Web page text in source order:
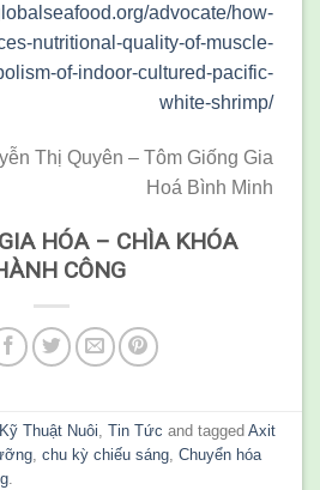
advocate/how-
nutritional-quality-of-muscle-
of-indoor-cultured-pacific-
white-shrimp/
Thị Quyên – Tôm Giống Gia
Hoá Bình Minh
HÓA – CHÌA KHÓA
CÔNG
Kỹ Thuật Nuôi,Tin Tức and taggedAxit
,chu kỳ chiếu sáng,Chuyển hóa
.